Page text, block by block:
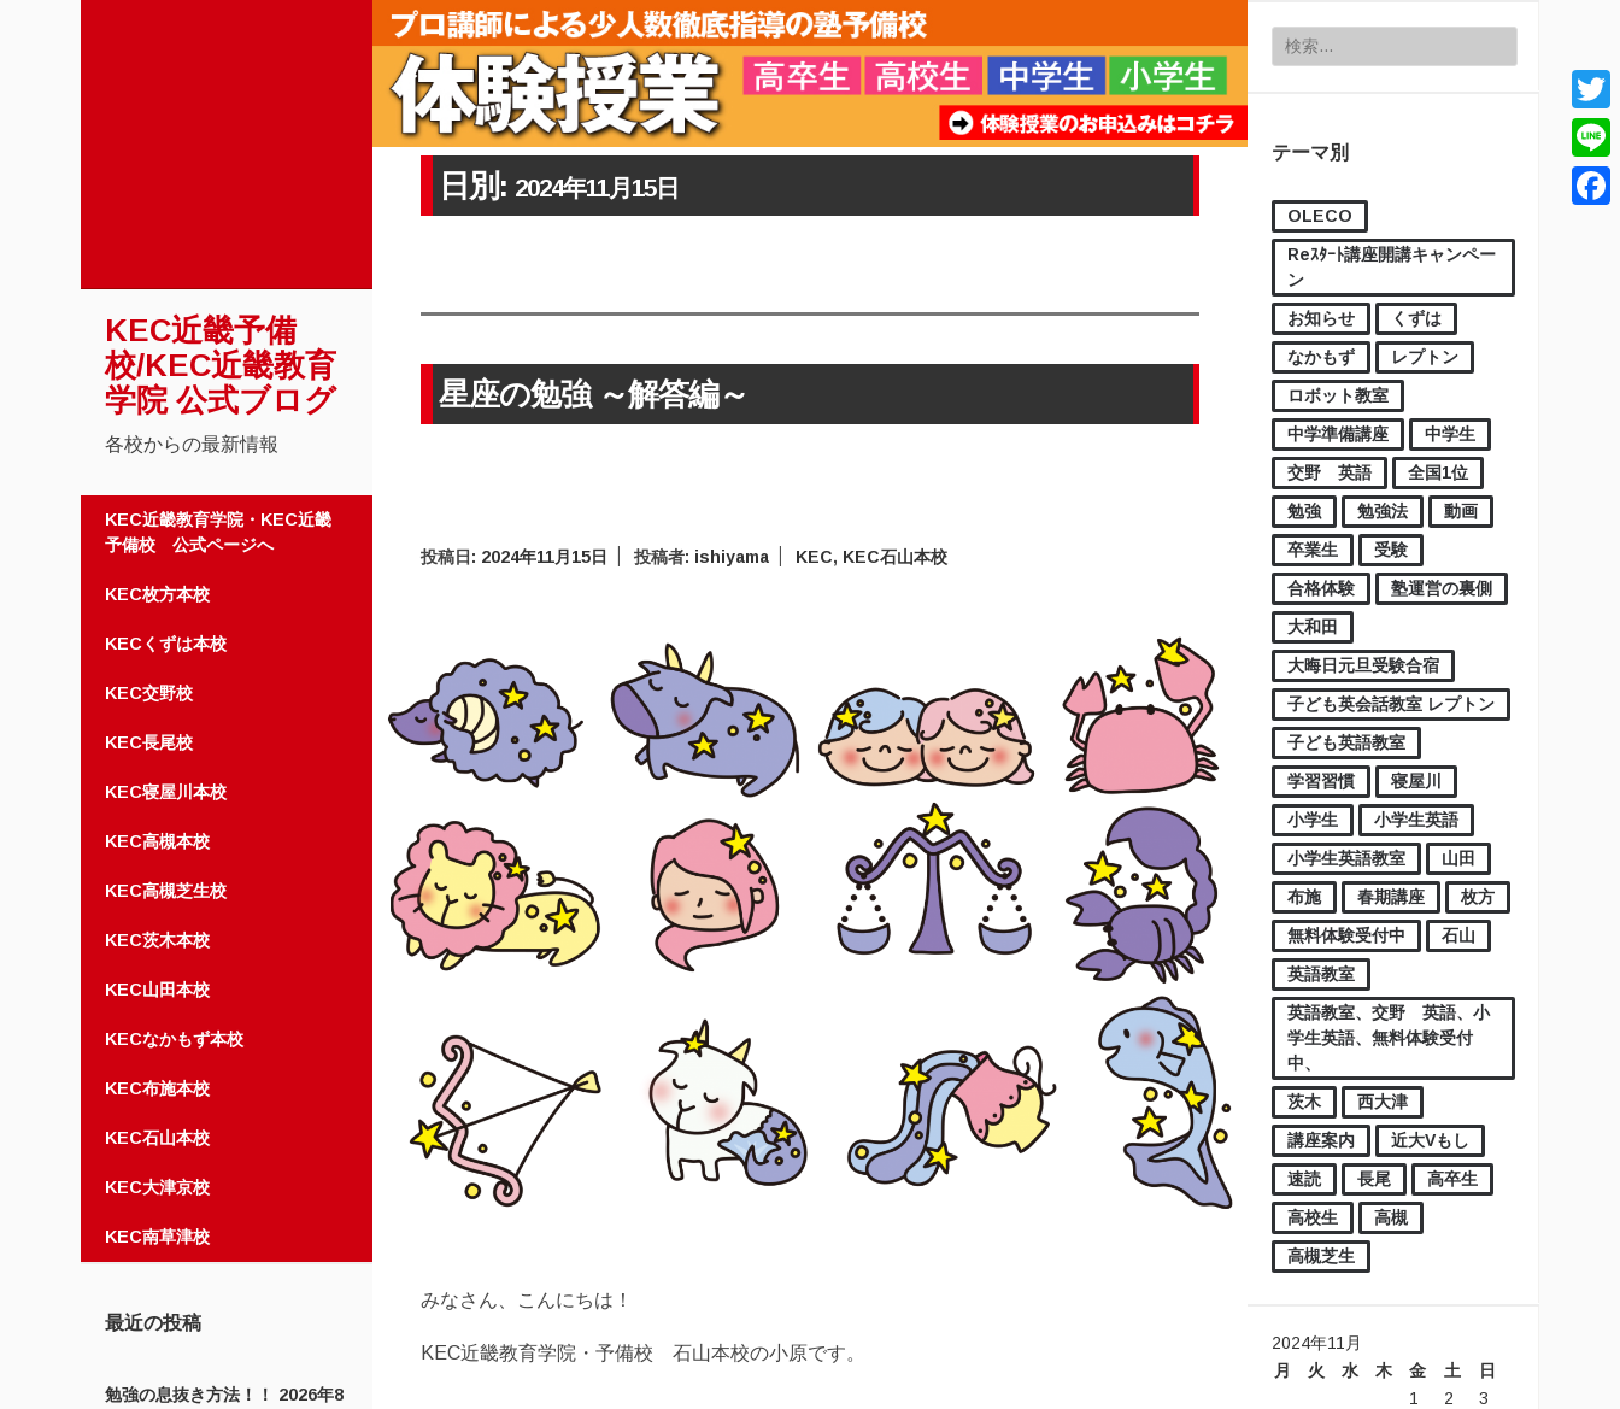
KEC近畿予備
校/KEC近畿教育
学院 公式ブログ
各校からの最新情報
コンテンツへスキップ
KEC近畿教育学院・KEC近畿
予備校 公式ページへ
KEC枚方本校
KECくずは本校
KEC交野校
KEC長尾校
KEC寝屋川本校
KEC高槻本校
KEC高槻芝生校
KEC茨木本校
KEC山田本校
KECなかもず本校
KEC布施本校
KEC石山本校
KEC大津京校
KEC南草津校
最近の投稿
勉強の息抜き方法！！
2026年8
検索:
テーマ別
OLECO
Reｽﾀｰﾄ講座開講キャンペー
ン
お知らせ
くずは
なかもず
レプトン
ロボット教室
中学準備講座
中学生
交野 英語
全国1位
勉強
勉強法
動画
卒業生
受験
合格体験
塾運営の裏側
大和田
大晦日元旦受験合宿
子ども英会話教室 レプトン
子ども英語教室
学習習慣
寝屋川
小学生
小学生英語
小学生英語教室
山田
布施
春期講座
枚方
無料体験受付中
石山
英語教室
英語教室、交野 英語、小
学生英語、無料体験受付
中、
茨木
西大津
講座案内
近大Vもし
速読
長尾
高卒生
高校生
高槻
高槻芝生
2024年11月
月
火 水 木 金 土 日
1 2
3
日別: 2024年11月15日
星座の勉強 ～解答編～
投稿日: 2024年11月15日 投稿者: ishiyama KEC, KEC石山本校
みなさん、こんにちは！
KEC近畿教育学院・予備校 石山本校の小原です。
Line